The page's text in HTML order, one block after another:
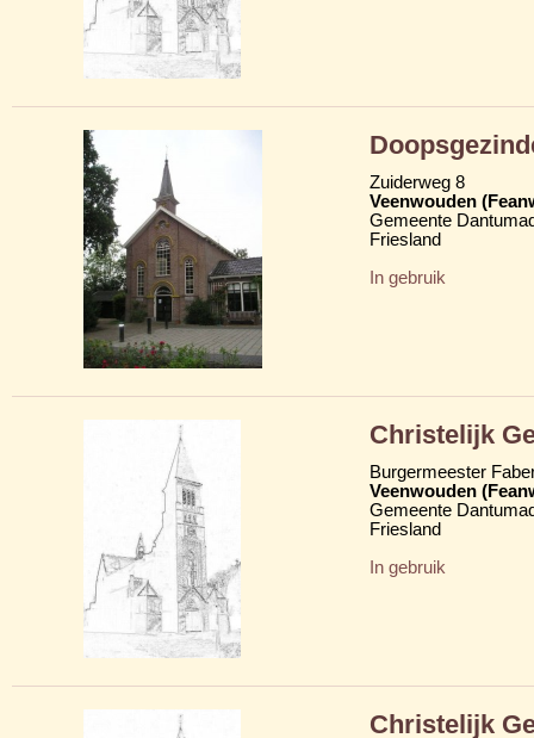
Zuiderweg 8
Veenwouden
Gemeente
Friesland
In gebruik
Christelijk
Burgermeester
Veenwouden
Gemeente
Friesland
In gebruik
Christelijk